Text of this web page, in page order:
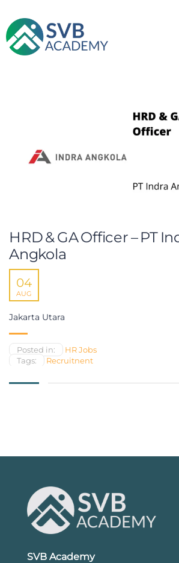
HRD & GA Officer – PT
Angkola
04
AUG
Jakarta Utara
Posted in:
HR Jobs
Tags:
Recruitnent
SVB Academy